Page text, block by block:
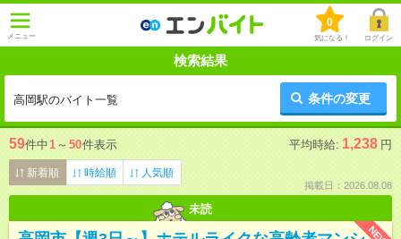
メニュー
0
気になる！ ログイン
検索結果
高岡駅のバイト一覧 条件の変更
59件中1 ～ 50件表示 平均時給: 1,238 円
新着順 時給順 人気順
掲載日：2026.08.08
未読